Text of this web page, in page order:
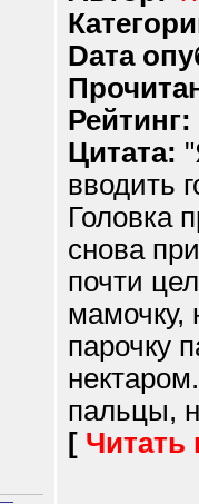
Dата
Рейтинг:
Цитата:
вводить
Головка
снова
почти
мамочку,
парочку
пальцы,
[ Читать